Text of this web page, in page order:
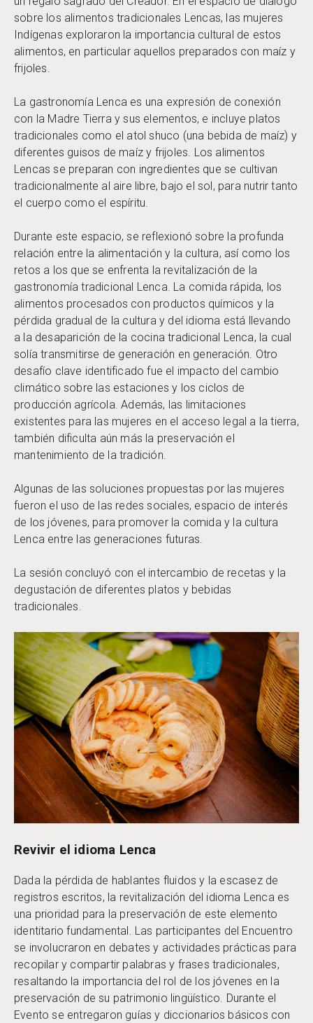
sobre los alimentos tradicionales Lencas, las mujeres
Indígenas exploraron la importancia cultural de estos
alimentos, en particular aquellos preparados con maíz y
frijoles.
La gastronomía Lenca es una expresión de conexión
con la Madre Tierra y sus elementos, e incluye platos
tradicionales como el atol shuco (una bebida de maíz) y
diferentes guisos de maíz y frijoles. Los alimentos
Lencas se preparan con ingredientes que se cultivan
tradicionalmente al aire libre, bajo el sol, para nutrir tanto
el cuerpo como el espíritu.
Durante este espacio, se reflexionó sobre la profunda
relación entre la alimentación y la cultura, así como los
retos a los que se enfrenta la revitalización de la
gastronomía tradicional Lenca. La comida rápida, los
alimentos procesados con productos químicos y la
pérdida gradual de la cultura y del idioma está llevando
a la desaparición de la cocina tradicional Lenca, la cual
solía transmitirse de generación en generación. Otro
desafío clave identificado fue el impacto del cambio
climático sobre las estaciones y los ciclos de
producción agrícola. Además, las limitaciones
existentes para las mujeres en el acceso legal a la tierra,
también dificulta aún más la preservación el
mantenimiento de la tradición.
Algunas de las soluciones propuestas por las mujeres
fueron el uso de las redes sociales, espacio de interés
de los jóvenes, para promover la comida y la cultura
Lenca entre las generaciones futuras.
La sesión concluyó con el intercambio de recetas y la
degustación de diferentes platos y bebidas
tradicionales.
Revivir el idioma Lenca
Dada la pérdida de hablantes fluidos y la escasez de
registros escritos, la revitalización del idioma Lenca es
una prioridad para la preservación de este elemento
identitario fundamental. Las participantes del Encuentro
se involucraron en debates y actividades prácticas para
recopilar y compartir palabras y frases tradicionales,
resaltando la importancia del rol de los jóvenes en la
preservación de su patrimonio lingüístico. Durante el
Evento se entregaron guías y diccionarios básicos con